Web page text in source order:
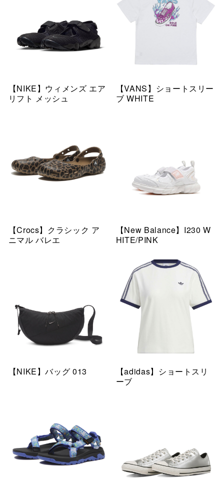
【NIKE】ウィメンズ エア
リフト メッシュ
【VANS】ショートスリー
ブ WHITE
【Crocs】クラシック ア
ニマル バレエ
【New Balance】I230 W
HITE/PINK
【NIKE】バッグ 013
【adidas】ショートスリ
ーブ